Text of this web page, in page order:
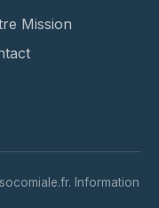
Mission
Information